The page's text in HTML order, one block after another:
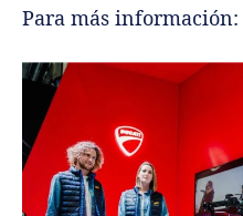
Para más información: